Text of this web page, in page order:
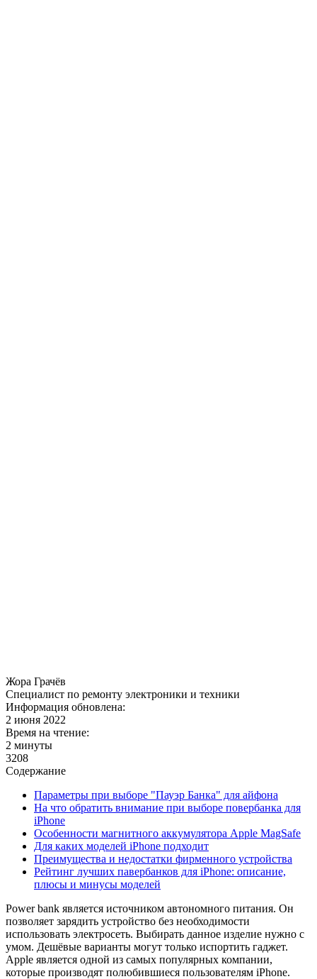
Жора Грачёв
Специалист по ремонту электроники и техники
Информация обновлена:
2 июня 2022
Время на чтение:
2 минуты
3208
Содержание
Параметры при выборе "Пауэр Банка" для айфона
На что обратить внимание при выборе повербанка для
iPhone
Особенности магнитного аккумулятора Apple MagSafe
Для каких моделей iPhone подходит
Преимущества и недостатки фирменного устройства
Рейтинг лучших павербанков для iPhone: описание,
плюсы и минусы моделей
Power bank является источником автономного питания. Он
позволяет зарядить устройство без необходимости
использовать электросеть. Выбирать данное изделие нужно с
умом. Дешёвые варианты могут только испортить гаджет.
Apple является одной из самых популярных компании,
которые производят полюбившиеся пользователям iPhone.